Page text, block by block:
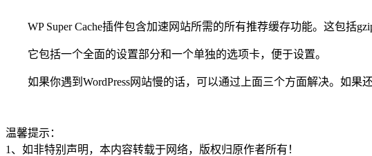
WP Super Cache插件包含加速网站所需的所有推荐缓存功能。这包括
它包括一个全面的设置部分和一个单独的选项卡，便于设置。
如果你遇到WordPress网站慢的话，可以通过上面三个方面解决。如果
温馨提示：
1、如非特别声明，本内容转载于网络，版权归原作者所有！